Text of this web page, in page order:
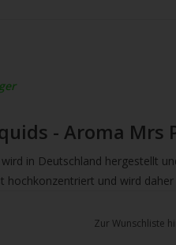
- Aroma Mrs
in Deutschland hergestellt
hochkonzentriert und wird
1/3 Aroma mit 2/3 Base oder
Zur Wunschliste